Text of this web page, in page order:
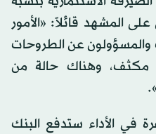
على المشهد قائلاً: «الأمور
والمسؤولون عن الطروحات
مكثف، وهناك حالة من
في الأداء ستدفع البنك